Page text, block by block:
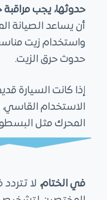
حدوثها، يجب
أن يساعد الصيانة
واستخدام زيت
حدوث حرق الزيت.
إذا كانت السيارة
الاستخدام
المحرك مثل
في الختام، لا